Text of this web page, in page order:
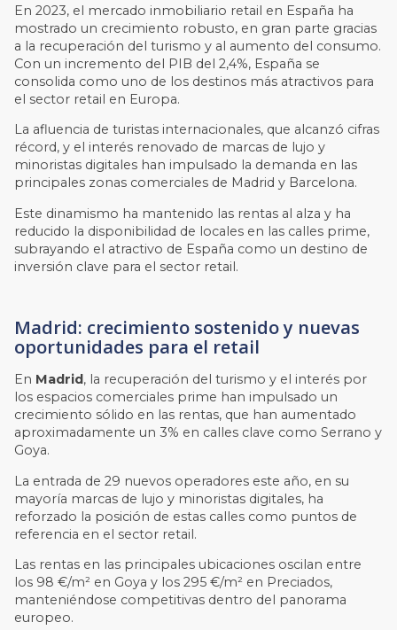
En 2023, el mercado inmobiliario retail en España ha
mostrado un crecimiento robusto, en gran parte gracias
a la recuperación del turismo y al aumento del consumo.
Con un incremento del PIB del 2,4%, España se
consolida como uno de los destinos más atractivos para
el sector retail en Europa.
La afluencia de turistas internacionales, que alcanzó cifras
récord, y el interés renovado de marcas de lujo y
minoristas digitales han impulsado la demanda en las
principales zonas comerciales de Madrid y Barcelona.
Este dinamismo ha mantenido las rentas al alza y ha
reducido la disponibilidad de locales en las calles prime,
subrayando el atractivo de España como un destino de
inversión clave para el sector retail.
Madrid: crecimiento sostenido y nuevas
oportunidades para el retail
En Madrid , la recuperación del turismo y el interés por
los espacios comerciales prime han impulsado un
crecimiento sólido en las rentas, que han aumentado
aproximadamente un 3% en calles clave como Serrano y
Goya.
La entrada de 29 nuevos operadores este año, en su
mayoría marcas de lujo y minoristas digitales, ha
reforzado la posición de estas calles como puntos de
referencia en el sector retail.
Las rentas en las principales ubicaciones oscilan entre
los 98 €/m² en Goya y los 295 €/m² en Preciados,
manteniéndose competitivas dentro del panorama
europeo.